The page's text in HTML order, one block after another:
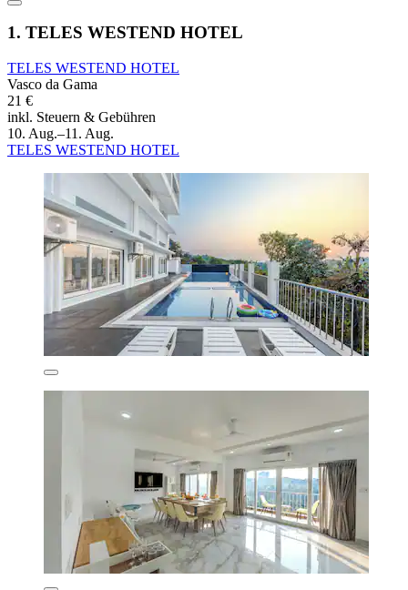
1. TELES WESTEND HOTEL
TELES WESTEND HOTEL
Vasco da Gama
21 €
inkl. Steuern & Gebühren
10. Aug.–11. Aug.
TELES WESTEND HOTEL